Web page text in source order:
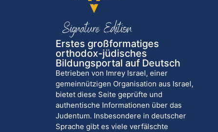
Erstes großformatiges
orthodox-jüdisches
Bildungsportal auf Deutsch
Betrieben von Imrey Israel, einer
gemeinnützigen Organisation aus Israel,
bietet diese Seite geprüfte und
authentische Informationen über das
Judentum. Insbesondere in deutscher
Sprache gibt es viele verfälschte